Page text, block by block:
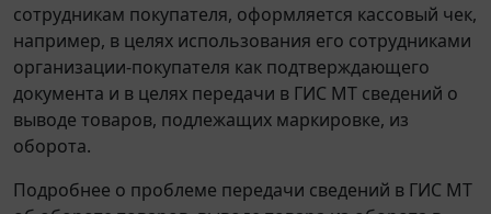
сотрудникам покупателя, оформляется кассовый чек,
например, в целях использования его сотрудниками
организации-покупателя как подтверждающего
документа и в целях передачи в ГИС МТ сведений о
выводе товаров, подлежащих маркировке, из
оборота.
Подробнее о проблеме передачи сведений в ГИС МТ